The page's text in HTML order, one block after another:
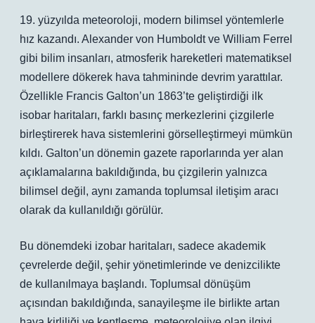
19. yüzyılda meteoroloji, modern bilimsel yöntemlerle
hız kazandı. Alexander von Humboldt ve William Ferrel
gibi bilim insanları, atmosferik hareketleri matematiksel
modellere dökerek hava tahmininde devrim yarattılar.
Özellikle Francis Galton’un 1863’te geliştirdiği ilk
isobar haritaları, farklı basınç merkezlerini çizgilerle
birleştirerek hava sistemlerini görselleştirmeyi mümkün
kıldı. Galton’un dönemin gazete raporlarında yer alan
açıklamalarına bakıldığında, bu çizgilerin yalnızca
bilimsel değil, aynı zamanda toplumsal iletişim aracı
olarak da kullanıldığı görülür.
Bu dönemdeki izobar haritaları, sadece akademik
çevrelerde değil, şehir yönetimlerinde ve denizcilikte
de kullanılmaya başlandı. Toplumsal dönüşüm
açısından bakıldığında, sanayileşme ile birlikte artan